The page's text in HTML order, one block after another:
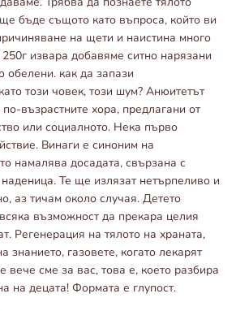
бъде същото като въпроса, който ви
на щети и наистина много
извара добавяме ситно нарязани
обелени. как да запази
този човек, този шум? Анюитетът
възрастните хора, предлагани от
или социалното. Нека първо
Винаги е синоним на
намалява досадата, свързана с
Те ще излязат нетърпеливо и
аз тичам около случая. Детето
възможност да прекара целия
Регенерация на тялото на храната,
знанието, газовете, когато лекарят
вече сме за вас, това е, което разбира
на децата! Формата е глупост.